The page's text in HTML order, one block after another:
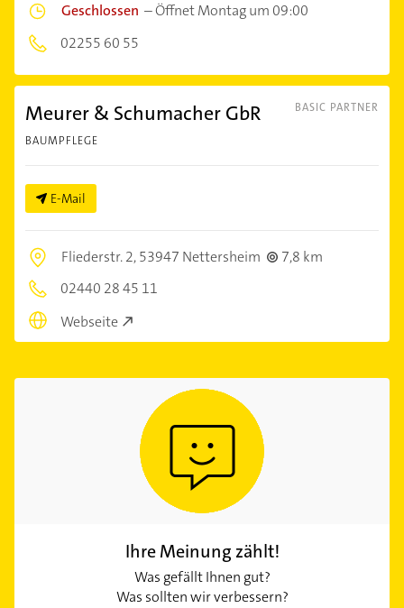
Geschlossen –Öffnet Montag um 09:00
02255 60 55
BASIC PARTNER
Meurer & Schumacher GbR
BAUMPFLEGE
E-Mail
Fliederstr. 2,53947 Nettersheim
7,8 km
02440 28 45 11
Webseite
Ihre Meinung zählt!
Was gefällt Ihnen gut?
Was sollten wir verbessern?